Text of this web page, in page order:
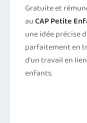
Gratuite et
auCAP Petite
une idée précise
parfaitement en
d’un travail en
enfants.